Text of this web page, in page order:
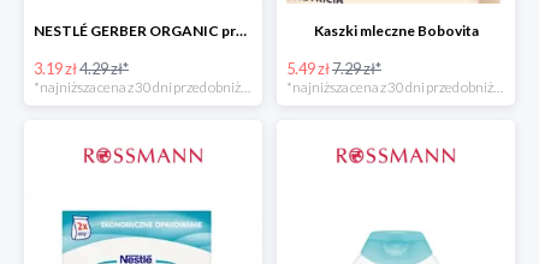
NESTLÉ GERBER ORGANIC przeciery i deserki owocowe
3.19 zł4.29 zł*
Kaszki mleczne Bobovita
5.49 zł7.29 zł*